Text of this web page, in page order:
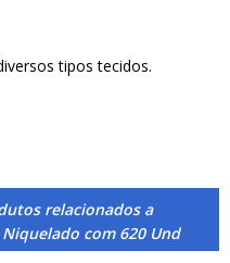
tipos tecidos.
relacionados a
com 620 Und